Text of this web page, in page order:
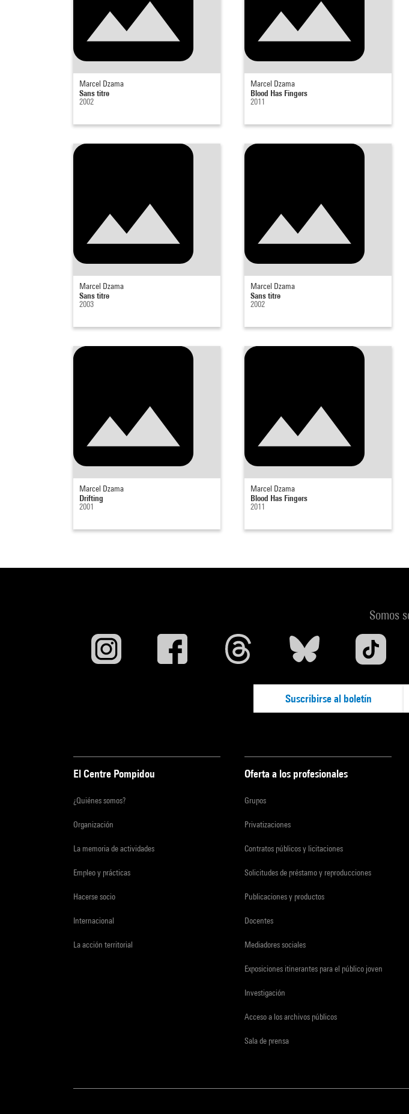
Marcel Dzama
Sans titre
2002
Marcel Dzama
Blood Has Fingers
2011
Marcel Dzama
Sans titre
2003
Marcel Dzama
Sans titre
2002
Marcel Dzama
Drifting
2001
Marcel Dzama
Blood Has Fingers
2011
Somos
Suscribirse al boletín
El Centre Pompidou
¿Quiénes somos?
Organización
La memoria de actividades
Empleo y prácticas
Hacerse socio
Internacional
La acción territorial
Oferta a los profesionales
Grupos
Privatizaciones
Contratos públicos y licitaciones
Solicitudes de préstamo y reproducciones
Publicaciones y productos
Docentes
Mediadores sociales
Exposiciones itinerantes para el público joven
Investigación
Acceso a los archivos públicos
Sala de prensa